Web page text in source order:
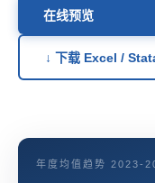
在线预览
↓ 下载 Excel /
年度均值趋势 2023-